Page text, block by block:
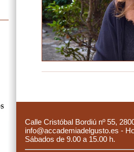
Calle Cristóbal Bordiú nº 55,
info@accademiadelgusto.es -
Sábados de 9.00 a 15.00 h.